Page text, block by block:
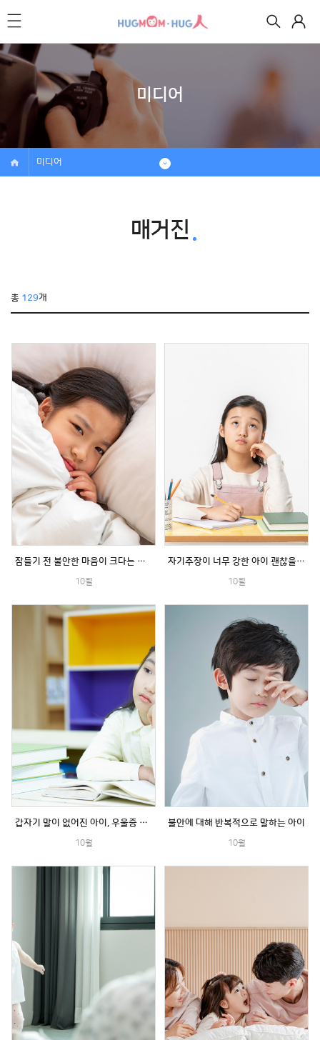
미디어
미디어
매거진
총 129개
잠들기 전 불안한 마음이 크다는 아이
10월
자기주장이 너무 강한 아이 괜찮을까요?
10월
갑자기 말이 없어진 아이, 우울증 일까요?
10월
불안에 대해 반복적으로 말하는 아이
10월